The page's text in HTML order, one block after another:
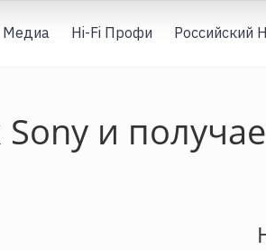
Медиа Hi-Fi Профи Российский
Sony и